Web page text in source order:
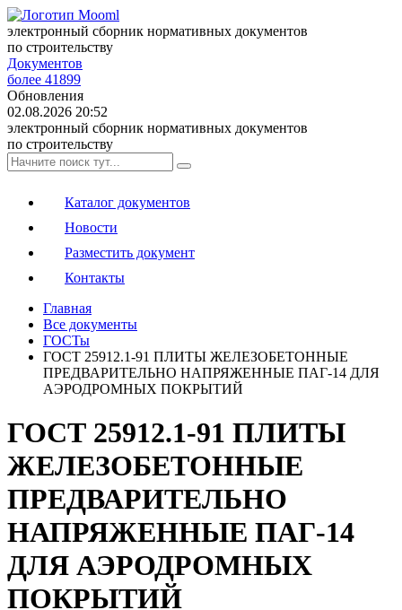
электронный сборник нормативных документов
по строительству
Документов
более 41899
Обновления
02.08.2026 20:52
электронный сборник нормативных документов
по строительству
Каталог документов
Новости
Разместить документ
Контакты
Главная
Все документы
ГОСТы
ГОСТ 25912.1-91 ПЛИТЫ ЖЕЛЕЗОБЕТОННЫЕ
ПРЕДВАРИТЕЛЬНО НАПРЯЖЕННЫЕ ПАГ-14 ДЛЯ
АЭРОДРОМНЫХ ПОКРЫТИЙ
ГОСТ 25912.1-91 ПЛИТЫ
ЖЕЛЕЗОБЕТОННЫЕ
ПРЕДВАРИТЕЛЬНО
НАПРЯЖЕННЫЕ ПАГ-14
ДЛЯ АЭРОДРОМНЫХ
ПОКРЫТИЙ